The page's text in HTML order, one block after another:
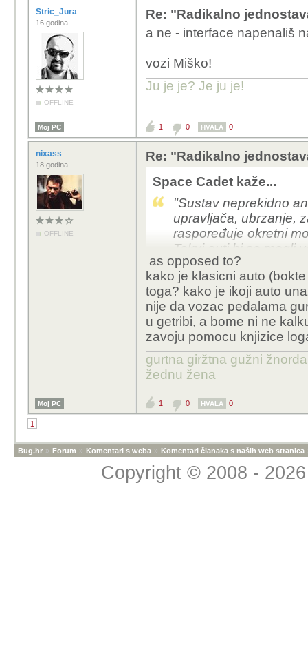
Stric_Jura
16 godina
OFFLINE
Re: "Radikalno
a ne - interface napenališ
vozi Miško!
Ju je je? Je ju je!
Moj PC 1 0 HVALA 0
nixass
18 godina
OFFLINE
Re: "Radikalno
Space Cadet kaže...
"Sustav neprekidno
upravljača, ubrzanje,
raspoređuje okretni
Takvi auti bi se mogli
naznačuje gdje hoće
as opposed to?
kako je klasicni auto
toga? kako je ikoji auto
nije da vozac pedalama
u getribi, a bome ni ne
zavoju pomocu knjizice
gurtna giržtna gužni
žednu žena
Moj PC 1 0 HVALA 0
1
Bug.hr » Forum » Komentari s weba » Komentari članaka s naših web stranica
Copyright © 2008 -